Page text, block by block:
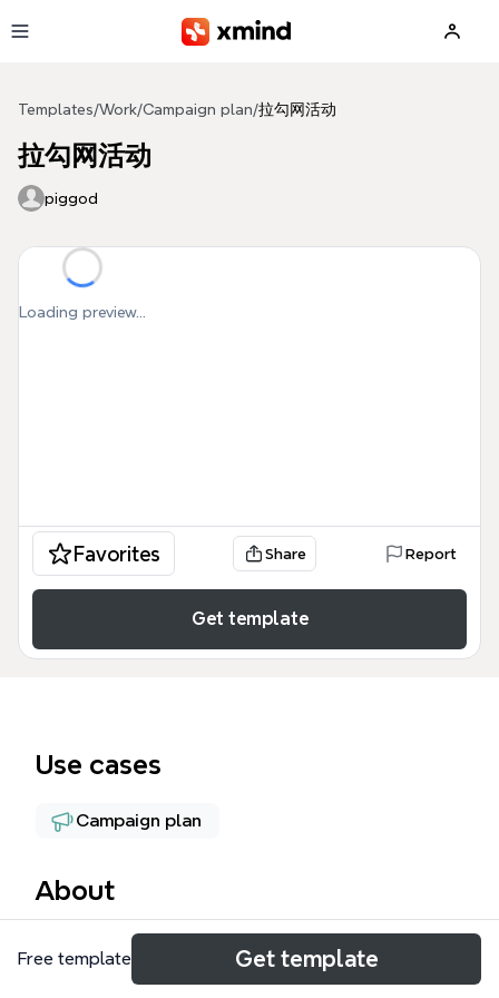
Templates/Work/Campaign plan/拉勾网活动
拉勾网活动
piggod
Loading preview...
Favorites Share Report
Get template
Use cases
Campaign plan
About
拉勾网活动模板是Xmind上一份专为互联网招聘平台活
动策划设计的思维导图，涵盖从合同签订到投放复盘的
Free template Get template